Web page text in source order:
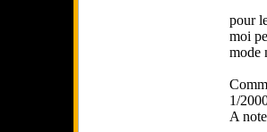
pour
moi
mode
1/
A